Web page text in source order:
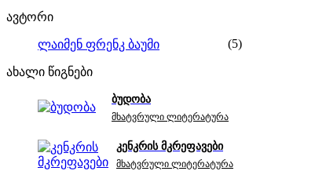
ავტორი
ლაიმენ ფრენკ ბაუმი (5)
ახალი წიგნები
ბუდობა
მხატვრული ლიტერატურა
კენკრის მკრეფავები
მხატვრული ლიტერატურა